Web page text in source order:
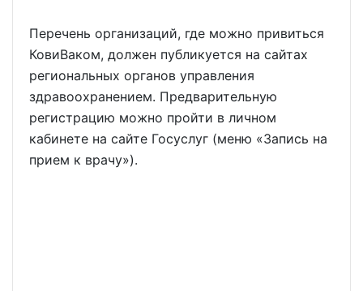
Перечень организаций, где можно привиться
КовиВаком, должен публикуется на сайтах
региональных органов управления
здравоохранением. Предварительную
регистрацию можно пройти в личном
кабинете на сайте Госуслуг (меню «Запись на
прием к врачу»).